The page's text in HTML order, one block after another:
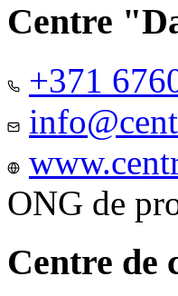
Centre
+371
ONG de
Centre